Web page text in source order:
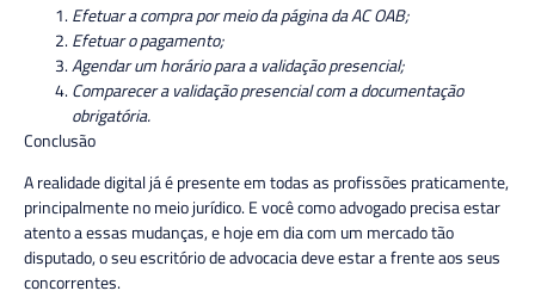
Efetuar a compra por meio da página da AC OAB;
Efetuar o pagamento;
Agendar um horário para a validação presencial;
Comparecer a validação presencial com a documentação
obrigatória.
Conclusão
A realidade digital já épresenteem todas as profissões praticamente,
principalmente no meio jurídico. E você como advogado precisa estar
atento a essas mudanças, e hoje em dia com um mercado tão
disputado, o seu escritório de advocacia deve estar a frente aos seus
concorrentes.